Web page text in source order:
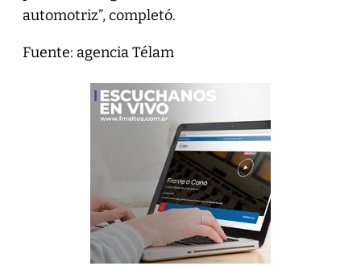
automotriz”, completó.
Fuente: agencia Télam